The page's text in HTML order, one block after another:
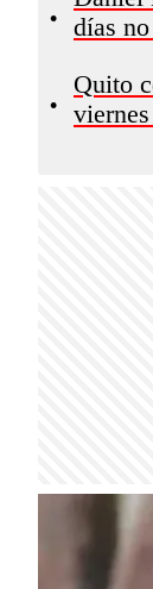
•
días
•
Quito